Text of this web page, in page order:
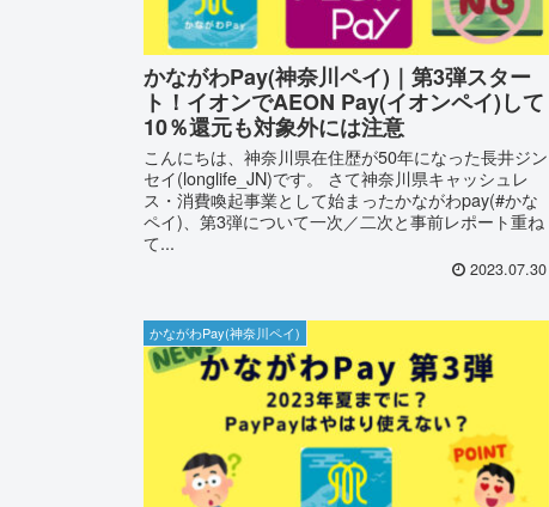
かながわPay(神奈川ペイ)｜第3弾スター
ト！イオンでAEON Pay(イオンペイ)して
10％還元も対象外には注意
こんにちは、神奈川県在住歴が50年になった長井ジン
セイ(longlife_JN)です。 さて神奈川県キャッシュレ
ス・消費喚起事業として始まったかながわpay(#かな
ペイ)、第3弾について一次／二次と事前レポート重ね
て...
2023.07.30
かながわPay(神奈川ペイ)